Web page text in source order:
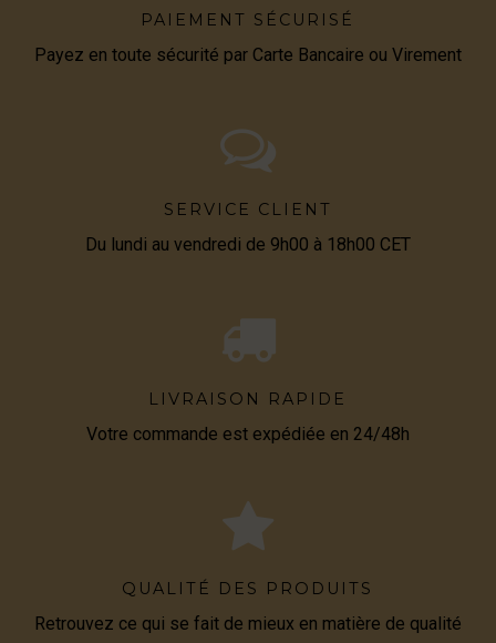
PAIEMENT SÉCURISÉ
Payez en toute sécurité par Carte Bancaire ou Virement
SERVICE CLIENT
Du lundi au vendredi de 9h00 à 18h00 CET
LIVRAISON RAPIDE
Votre commande est expédiée en 24/48h
QUALITÉ DES PRODUITS
Retrouvez ce qui se fait de mieux en matière de qualité